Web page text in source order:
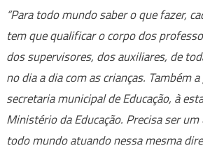
“Para todo mundo saber o que fazer,
tem que qualificar o corpo dos
dos supervisores, dos auxiliares, de
no dia a dia com as crianças. Também
secretaria municipal de Educação, à
Ministério da Educação. Precisa ser
todo mundo atuando nessa mesma